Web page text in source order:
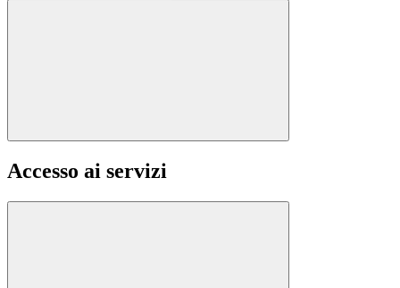
Accesso ai servizi